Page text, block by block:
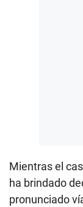
Mientras el
ha brindado
pronunciado